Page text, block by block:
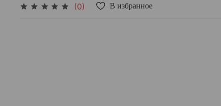
(0) В избранное